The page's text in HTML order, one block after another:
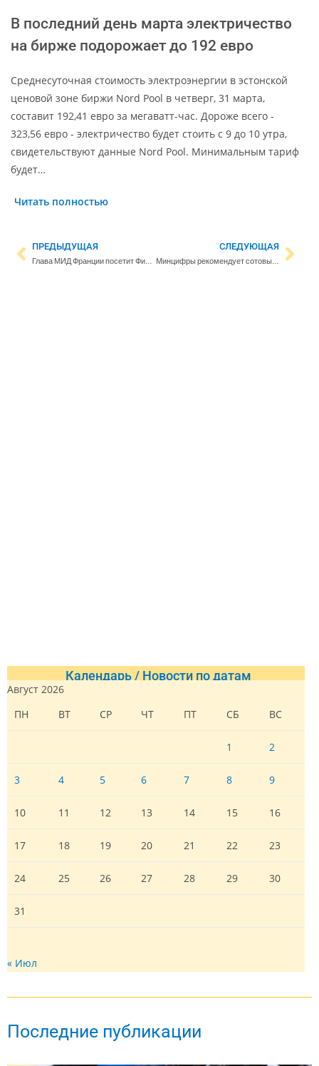
В последний день марта электричество
на бирже подорожает до 192 евро
Среднесуточная стоимость электроэнергии в эстонской
ценовой зоне биржи Nord Pool в четверг, 31 марта,
составит 192,41 евро за мегаватт-час. Дороже всего -
323,56 евро - электричество будет стоить c 9 до 10 утра,
свидетельствуют данные Nord Pool. Минимальным тариф
будет…
Читать полностью
ПРЕДЫДУЩАЯ
Глава МИД Франции посетит Финляндию с рабочим визитом
СЛЕДУЮЩАЯ
Минцифры рекомендует сотовым операторам отказаться от безлимита
Календарь / Новости по датам
Август 2026
ПН
ВТ СР ЧТ ПТ СБ ВС
1 2
3 4 5 6 7 8 9
10 11 12 13 14 15 16
17 18 19 20 21 22 23
24 25 26 27 28 29 30
31
« Июл
Последние публикации